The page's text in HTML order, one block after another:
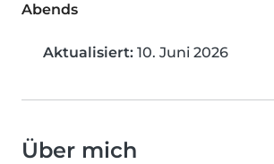
Abends
Aktualisiert: 10. Juni 2026
Über mich